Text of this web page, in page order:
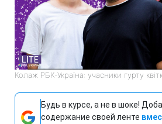
Колаж РБК-Україна: учасники гурту
Будь в курсе, а не в шоке!
содержание своей ленте